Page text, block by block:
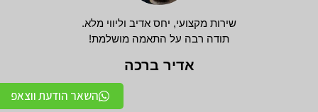
שירות מקצועי, יחס אדיב וליווי מלא.
תודה רבה על התאמה מושלמת!
אדיר ברכה
השאר הודעת ווצאפ